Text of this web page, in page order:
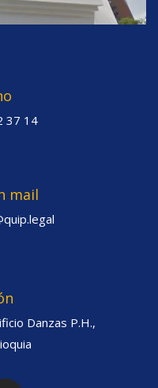
37 14
mail
Danzas P.H.,